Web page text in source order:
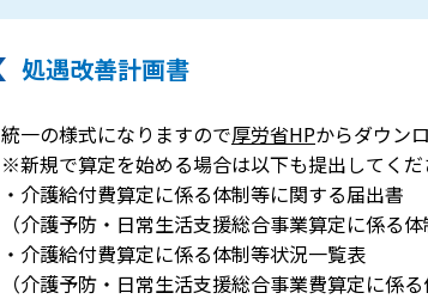
処遇改善計画書
統一の様式になりますので厚労省HPからダウン
※新規で算定を始める場合は以下も提出してくだ
・介護給付費算定に係る体制等に関する届出書
（介護予防・日常生活支援総合事業算定に係る体
・介護給付費算定に係る体制等状況一覧表
（介護予防・日常生活支援総合事業費算定に係る